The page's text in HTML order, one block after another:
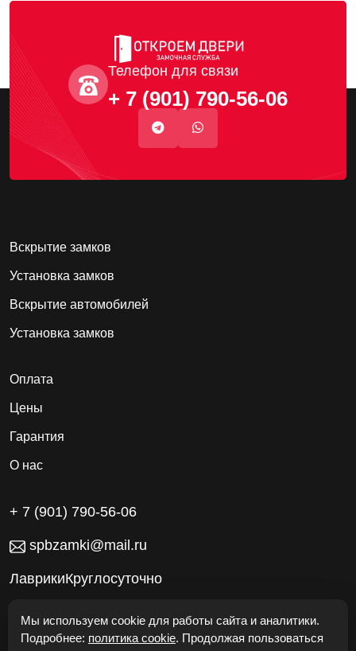
Телефон для связи
+ 7 (901) 790-56-06
Вскрытие замков
Установка замков
Вскрытие автомобилей
Установка замков
Оплата
Цены
Гарантия
О нас
+ 7 (901) 790-56-06
spbzamki@mail.ru
ЛаврикиКруглосуточно
Работаем без выходных
Мы используем cookie для работы сайта и аналитики.
Подробнее: политика cookie. Продолжая пользоваться